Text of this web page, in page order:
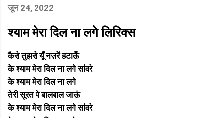
जून 24, 2022
श्याम मेरा दिल ना लगे लिरिक्स
कैसे तुझसे यूँ नज़रें हटाऊँ
के श्याम मेरा दिल ना लगे सांवरे
के श्याम मेरा दिल ना लगे
तेरी सूरत पे बालबाल जाऊं
के श्याम मेरा दिल ना लगे सांवरे